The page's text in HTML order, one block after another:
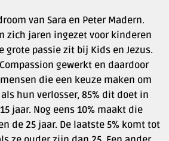
van Sara en Peter Madern.
zich jaren ingezet voor kinderen
grote passie zit bij Kids en Jezus.
gewerkt en daardoor
die een keuze maken om
hun verlosser, 85% dit doet in
jaar. Nog eens 10% maakt die
de 25 jaar. De laatste 5% komt tot